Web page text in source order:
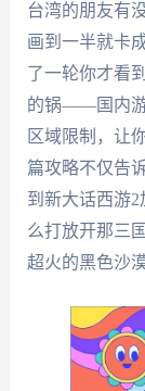
台湾的朋友有
画到一半就卡
了一轮你才看
的锅——国内游
区域限制，让
篇攻略不仅告
到新大话西游
么打放开那三
超火的黑色沙